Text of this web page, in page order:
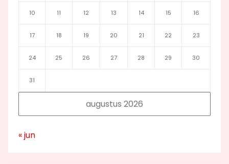
augustus 2026
10 11 12 13 14 15 16
17 18 19 20 21 22 23
24 25 26 27 28 29 30
31
« jun